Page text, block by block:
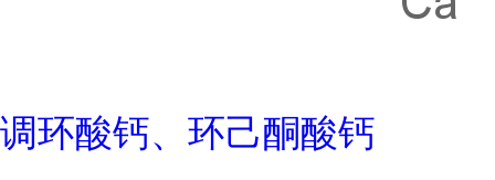
调环酸钙、环己酮酸钙